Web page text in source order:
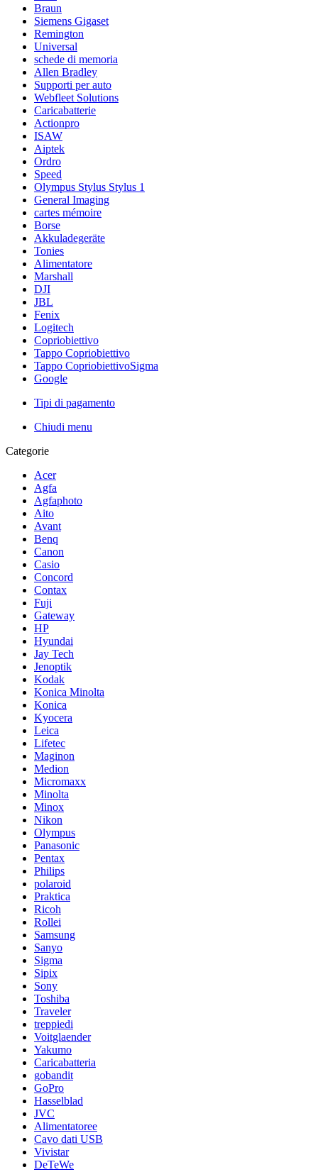
Braun
Siemens Gigaset
Remington
Universal
schede di memoria
Allen Bradley
Supporti per auto
Webfleet Solutions
Caricabatterie
Actionpro
ISAW
Aiptek
Ordro
Speed
Olympus Stylus Stylus 1
General Imaging
cartes mémoire
Borse
Akkuladegeräte
Tonies
Alimentatore
Marshall
DJI
JBL
Fenix
Logitech
Copriobiettivo
Tappo Copriobiettivo
Tappo CopriobiettivoSigma
Google
Tipi di pagamento
Chiudi menu
Categorie
Acer
Agfa
Agfaphoto
Aito
Avant
Benq
Canon
Casio
Concord
Contax
Fuji
Gateway
HP
Hyundai
Jay Tech
Jenoptik
Kodak
Konica Minolta
Konica
Kyocera
Leica
Lifetec
Maginon
Medion
Micromaxx
Minolta
Minox
Nikon
Olympus
Panasonic
Pentax
Philips
polaroid
Praktica
Ricoh
Rollei
Samsung
Sanyo
Sigma
Sipix
Sony
Toshiba
Traveler
treppiedi
Voitglaender
Yakumo
Caricabatteria
gobandit
GoPro
Hasselblad
JVC
Alimentatoree
Cavo dati USB
Vivistar
DeTeWe